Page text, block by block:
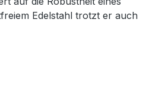
Edelstahl trotzt er auch